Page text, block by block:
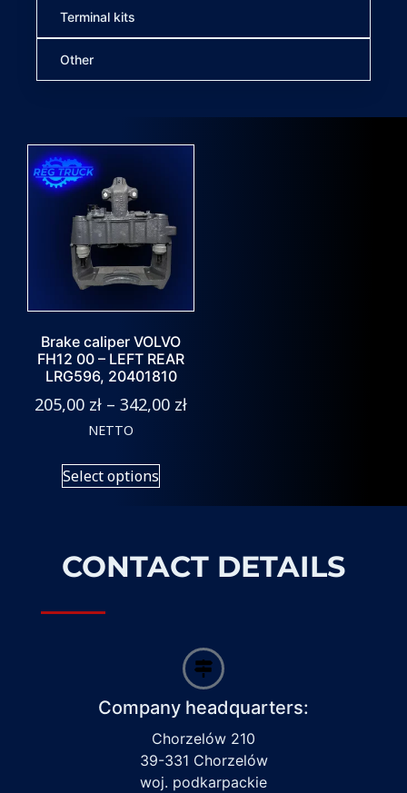
Terminal kits
Other
Brake caliper VOLVO
FH12 00 – LEFT REAR
LRG596, 20401810
205,00 zł – 342,00 zł
NETTO
Select options
CONTACT DETAILS
Company headquarters:
Chorzelów 210
39-331 Chorzelów
woj. podkarpackie